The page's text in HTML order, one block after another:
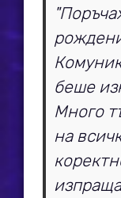
беше
Много
на